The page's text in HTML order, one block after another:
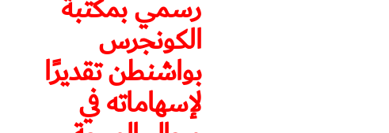
الكونجرس
بواشنطن تقديرًا
لإسهاماته في